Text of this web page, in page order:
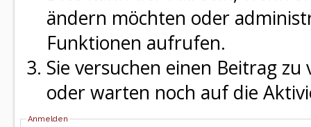
ändern möchten oder
Funktionen aufrufen.
Sie versuchen einen Beitrag
oder warten noch auf die
Anmelden